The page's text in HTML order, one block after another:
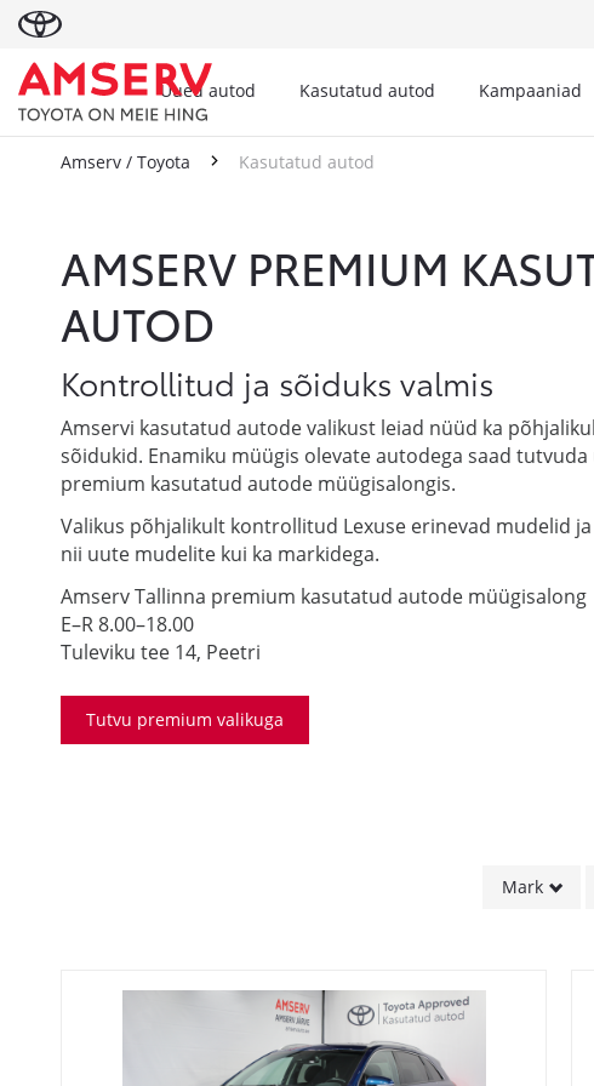
Uued autod Kasutatud autod Kampaaniad
Amserv / Toyota Kasutatud autod
AMSERV PREMIUM
AUTOD
Kontrollitud ja sõiduks valmis
Amservi kasutatud autode valikust leiad nüüd ka
sõidukid. Enamiku müügis olevate autodega saad
premium kasutatud autode müügisalongis.
Valikus põhjalikult kontrollitud Lexuse erinevad mudelid
nii uute mudelite kui ka markidega.
Amserv Tallinna premium kasutatud autode müügisalong
E–R 8.00–18.00
Tuleviku tee 14, Peetri
Tutvu premium valikuga
Mark